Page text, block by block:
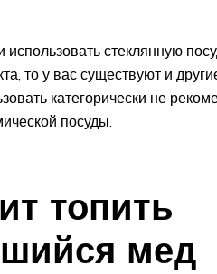
использовать стеклянную
то у вас существуют и
категорически не
посуды.
топить
мед